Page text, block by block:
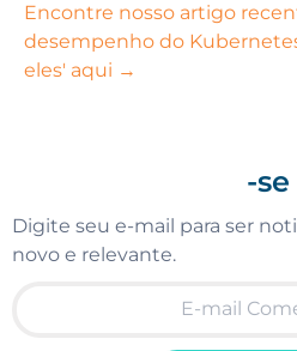
Encontre nosso artigo
desempenho do
eles' aqui →
-se
Digite seu e-mail para ser
novo e relevante.